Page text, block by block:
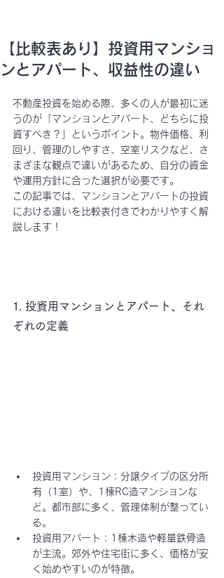
【比較表あり】投資用マンショ
ンとアパート、収益性の違い
不動産投資を始める際、多くの人が最初に迷
うのが「 マンションとアパート、どちらに投
資すべき？
」というポイント。物件価格、利
回り、管理のしやすさ、空室リスクなど、さ
まざまな観点で違いがあるため、
自分の資金
や運用方針に合った選択が必要です。
この記事では、 マンションとアパートの投資
における違いを比較表付きでわかりやすく解
説 します！
1. 投資用マンションとアパート、それ
ぞれの定義
投資用マンション ：分譲タイプの区分所
有（1室）や、1棟RC造マンションな
ど。都市部に多く、管理体制が整ってい
る。
投資用アパート ：1棟木造や軽量鉄骨造
が主流。郊外や住宅街に多く、価格が安
く始めやすいのが特徴。